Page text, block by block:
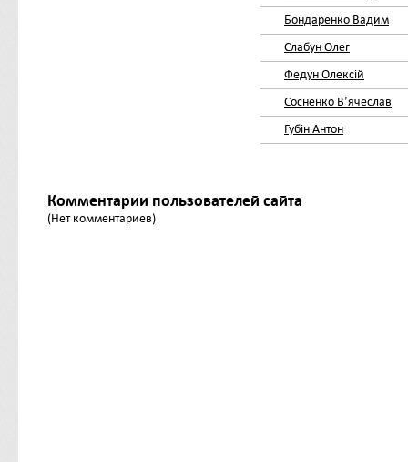
Бондаренко Вадим
Слабун Олег
Федун Олексій
Сосненко Вʼячеслав
Губін Антон
Комментарии пользователей сайта
(Нет комментариев)